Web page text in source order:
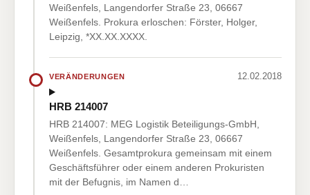
Weißenfels, Langendorfer Straße 23, 06667
Weißenfels. Prokura erloschen: Förster, Holger,
Leipzig, *XX.XX.XXXX.
VERÄNDERUNGEN 12.02.2018
HRB 214007
HRB 214007: MEG Logistik Beteiligungs-GmbH,
Weißenfels, Langendorfer Straße 23, 06667
Weißenfels. Gesamtprokura gemeinsam mit einem
Geschäftsführer oder einem anderen Prokuristen
mit der Befugnis, im Namen d…